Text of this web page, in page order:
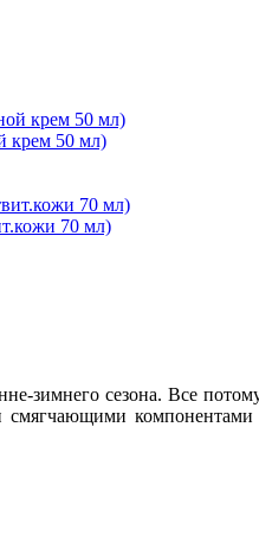
крем 50 мл)
70 мл)
зимнего сезона. Все
компонентами